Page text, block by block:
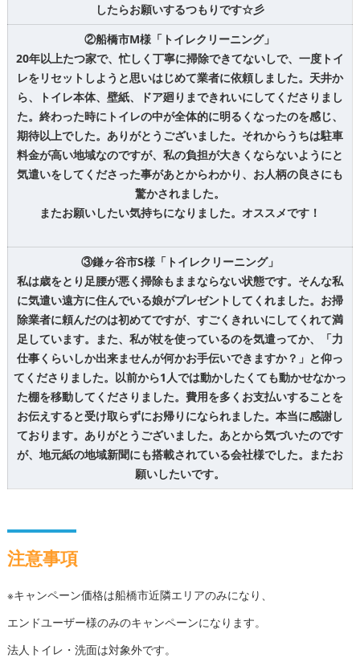
したらお願いするつもりです☆彡
②船橋市M様「トイレクリーニング」
20年以上たつ家で、忙しく丁寧に掃除できてないしで、一度トイ
レをリセットしようと思いはじめて業者に依頼しました。天井か
ら、トイレ本体、壁紙、ドア廻りまできれいにしてくださりまし
た。終わった時にトイレの中が全体的に明るくなったのを感じ、
期待以上でした。ありがとうございました。それからうちは駐車
料金が高い地域なのですが、私の負担が大きくならないようにと
気遣いをしてくださった事があとからわかり、お人柄の良さにも
驚かされました。
またお願いしたい気持ちになりました。オススメです！
③鎌ヶ谷市S様「トイレクリーニング」
私は歳をとり足腰が悪く掃除もままならない状態です。そんな私
に気遣い遠方に住んでいる娘がプレゼントしてくれました。お掃
除業者に頼んだのは初めてですが、すごくきれいにしてくれて満
足しています。また、私が杖を使っているのを気遣ってか、「力
仕事くらいしか出来ませんが何かお手伝いできますか？」と仰っ
てくださりました。以前から1人では動かしたくても動かせなかっ
た棚を移動してくださりました。費用を多くお支払いすることを
お伝えすると受け取らずにお帰りになられました。本当に感謝し
ております。ありがとうございました。あとから気づいたのです
が、地元紙の地域新聞にも搭載されている会社様でした。またお
願いしたいです。
注意事項
※キャンペーン価格は船橋市近隣エリアのみになり、
エンドユーザー様のみのキャンペーンになります。
法人トイレ・洗面は対象外です。